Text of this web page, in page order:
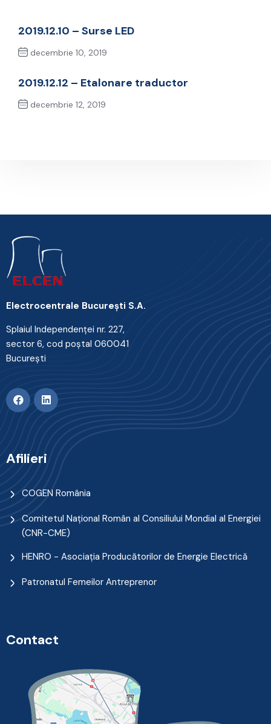
2019.12.10 – Surse LED
decembrie 10, 2019
2019.12.12 – Etalonare traductor
decembrie 12, 2019
Electrocentrale Bucureşti S.A.
Splaiul Independenţei nr. 227,
sector 6, cod poştal 060041
Bucureşti
Afilieri
COGEN România
Comitetul Naţional Român al Consiliului Mondial al Energiei
(CNR-CME)
HENRO - Asociația Producătorilor de Energie Electrică
Patronatul Femeilor Antreprenor
Contact